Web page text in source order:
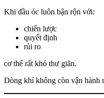
Khi đầu óc luôn bận rộn với:
chiến lược
quyết định
rủi ro
cơ thể rất khó thư giãn.
Dòng khí không còn vận hành